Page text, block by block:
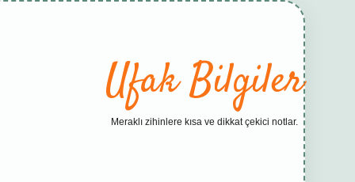
Ufak Bilgiler
Meraklı zihinlere kısa ve dikkat çekici notlar.